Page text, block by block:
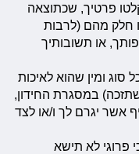
פרטיך, שכתוצאה
חלק מהם (לרבות
או תשובותיך
סוג ומין שהוא לאיכות
במסגרת החידון,
אשר יגרם לך ו/או לצד
פרוגי לא תישא